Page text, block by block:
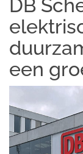
DB
een